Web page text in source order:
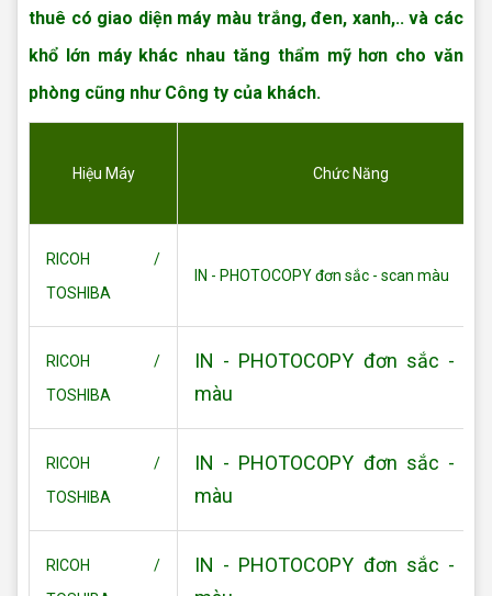
thuê có giao diện máy màu trắng, đen, xanh,.. và các
khổ lớn máy khác nhau tăng thẩm mỹ hơn cho văn
phòng cũng như Công ty của khách.
Hiệu Máy Chức Năng
RICOH /
TOSHIBA
IN - PHOTOCOPY đơn sắc - scan màu
RICOH /
TOSHIBA
IN - PHOTOCOPY đơn sắc -
màu
RICOH /
TOSHIBA
IN - PHOTOCOPY đơn sắc -
màu
RICOH /
IN - PHOTOCOPY đơn sắc -